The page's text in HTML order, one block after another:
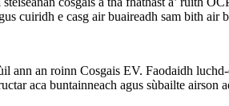
cuiridh e casg air buaireadh sam bith air
ann an roinn Cosgais EV. Faodaidh
aca buntainneach agus sùbailte airson